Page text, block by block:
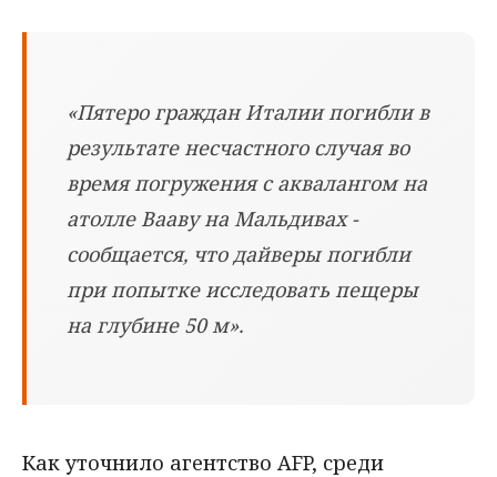
«Пятеро граждан Италии погибли в
результате несчастного случая во
время погружения с аквалангом на
атолле Вааву на Мальдивах -
сообщается, что дайверы погибли
при попытке исследовать пещеры
на глубине 50 м».
Как уточнило агентство AFP, среди